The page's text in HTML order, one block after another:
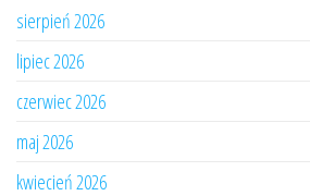
sierpień 2026
lipiec 2026
czerwiec 2026
maj 2026
kwiecień 2026